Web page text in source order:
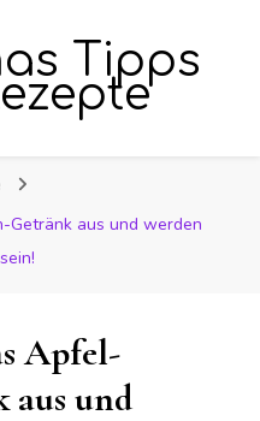
Tipps
Getränk aus und werden
Apfel-
aus und